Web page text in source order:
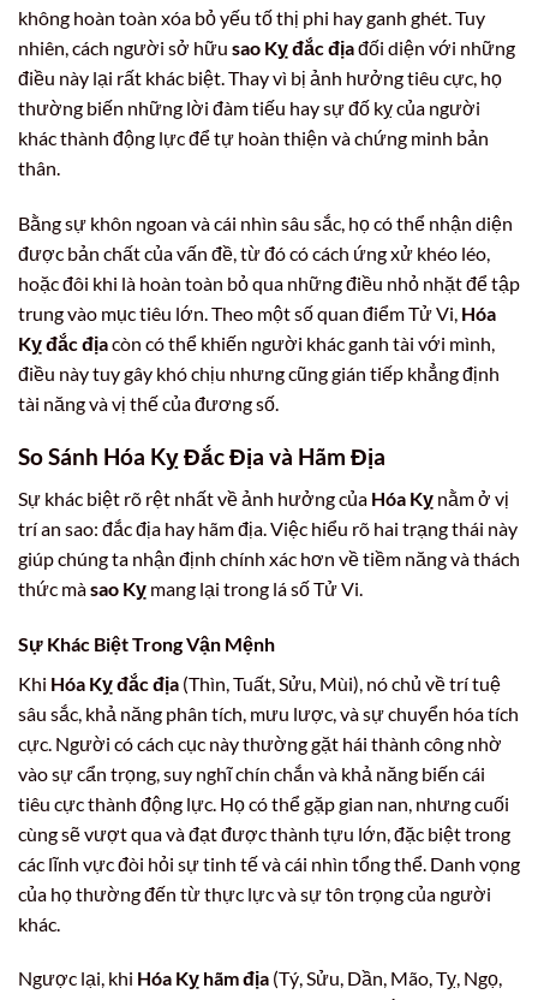
không hoàn toàn xóa bỏ yếu tố thị phi hay ganh ghét. Tuy
nhiên, cách người sở hữu sao Kỵ đắc địađối diện với những
điều này lại rất khác biệt. Thay vì bị ảnh hưởng tiêu cực, họ
thường biến những lời đàm tiếu hay sự đố kỵ của người
khác thành động lực để tự hoàn thiện và chứng minh bản
thân.
Bằng sự khôn ngoan và cái nhìn sâu sắc, họ có thể nhận diện
được bản chất của vấn đề, từ đó có cách ứng xử khéo léo,
hoặc đôi khi là hoàn toàn bỏ qua những điều nhỏ nhặt để tập
trung vào mục tiêu lớn. Theo một số quan điểm Tử Vi, Hóa
Kỵ đắc địacòn có thể khiến người khác ganh tài với mình,
điều này tuy gây khó chịu nhưng cũng gián tiếp khẳng định
tài năng và vị thế của đương số.
So Sánh Hóa Kỵ Đắc Địa và Hãm Địa
Sự khác biệt rõ rệt nhất về ảnh hưởng của Hóa Kỵ nằm ở vị
trí an sao: đắc địa hay hãm địa. Việc hiểu rõ hai trạng thái này
giúp chúng ta nhận định chính xác hơn về tiềm năng và thách
thức màsao Kỵ mang lại trong lá số Tử Vi.
Sự Khác Biệt Trong Vận Mệnh
Khi Hóa Kỵ đắc địa (Thìn, Tuất, Sửu, Mùi), nó chủ về trí tuệ
sâu sắc, khả năng phân tích, mưu lược, và sự chuyển hóa tích
cực. Người có cách cục này thường gặt hái thành công nhờ
vào sự cẩn trọng, suy nghĩ chín chắn và khả năng biến cái
tiêu cực thành động lực. Họ có thể gặp gian nan, nhưng cuối
cùng sẽ vượt qua và đạt được thành tựu lớn, đặc biệt trong
các lĩnh vực đòi hỏi sự tinh tế và cái nhìn tổng thể. Danh vọng
của họ thường đến từ thực lực và sự tôn trọng của người
khác.
Ngược lại, khi Hóa Kỵ hãm địa (Tý, Sửu, Dần, Mão, Tỵ, Ngọ,